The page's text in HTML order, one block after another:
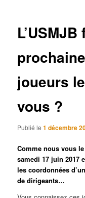
joueurs
vous ?
Publié le1 décembre
Comme nous vous
samedi 17 juin 2017
les coordonnées
de dirigeants…